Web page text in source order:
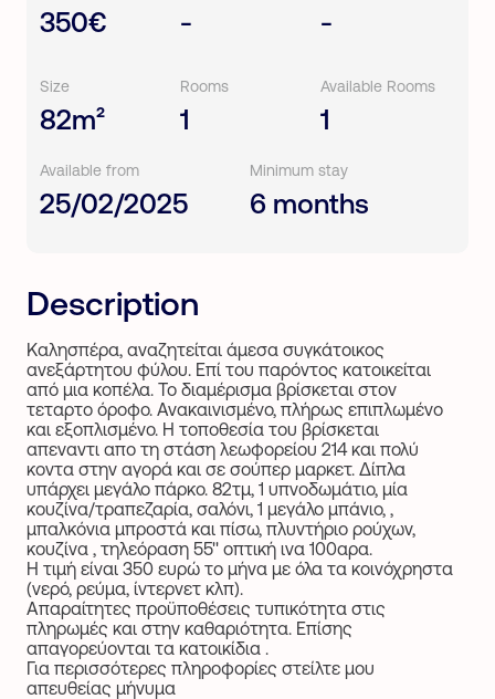
Description
Καλησπέρα, αναζητείται άμεσα συγκάτοικος
ανεξάρτητου φύλου. Επί του παρόντος κατοικείται
από μια κοπέλα. Το διαμέρισμα βρίσκεται στον
τεταρτο όροφο. Ανακαινισμένο, πλήρως επιπλωμένο
και εξοπλισμένο. Η τοποθεσία του βρίσκεται
απεναντι απο τη στάση λεωφορείου 214 και πολύ
κοντα στην αγορά και σε σούπερ μαρκετ. Δίπλα
υπάρχει μεγάλο πάρκο. 82τμ, 1 υπνοδωμάτιο, μία
κουζίνα/τραπεζαρία, σαλόνι, 1 μεγάλο μπάνιο, ,
μπαλκόνια μπροστά και πίσω, πλυντήριο ρούχων,
κουζίνα , τηλεόραση 55'' οπτική ινα 100αρα.
Η τιμή είναι 350 ευρώ το μήνα με όλα τα κοινόχρηστα
(νερό, ρεύμα, ίντερνετ κλπ).
Απαραίτητες προϋποθέσεις τυπικότητα στις
πληρωμές και στην καθαριότητα. Επίσης
απαγορεύονται τα κατοικίδια .
Για περισσότερες πληροφορίες στείλτε μου
απευθείας μήνυμα
350€ - -
Size
82m²
Rooms
1
Available Rooms
1
Available from
25/02/2025
Minimum stay
6 months